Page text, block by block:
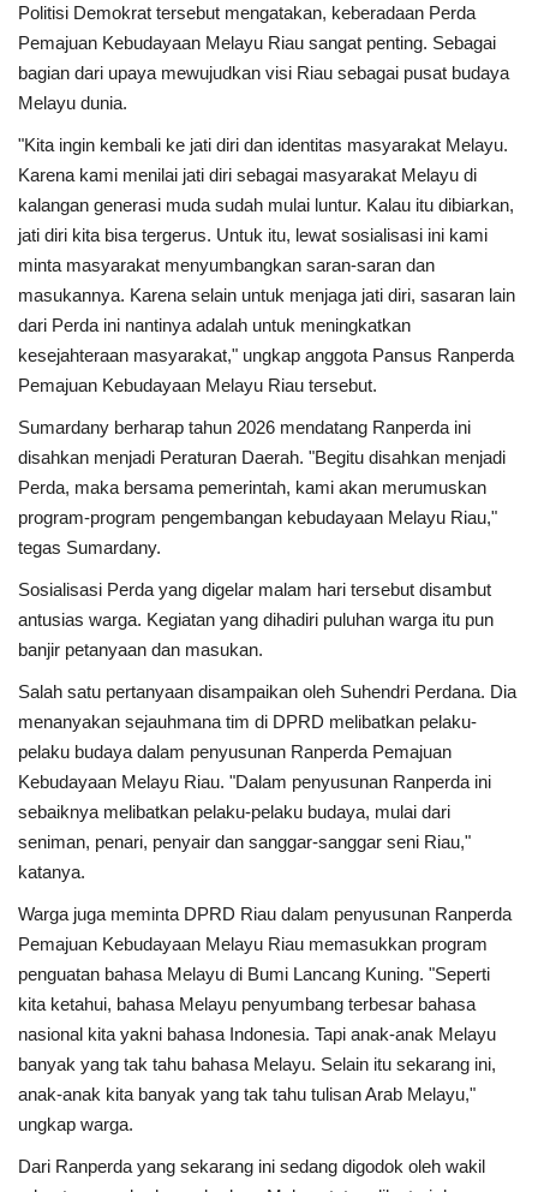
Politisi Demokrat tersebut mengatakan, keberadaan Perda
Pemajuan Kebudayaan Melayu Riau sangat penting. Sebagai
bagian dari upaya mewujudkan visi Riau sebagai pusat budaya
Melayu dunia.
"Kita ingin kembali ke jati diri dan identitas masyarakat Melayu.
Karena kami menilai jati diri sebagai masyarakat Melayu di
kalangan generasi muda sudah mulai luntur. Kalau itu dibiarkan,
jati diri kita bisa tergerus. Untuk itu, lewat sosialisasi ini kami
minta masyarakat menyumbangkan saran-saran dan
masukannya. Karena selain untuk menjaga jati diri, sasaran lain
dari Perda ini nantinya adalah untuk meningkatkan
kesejahteraan masyarakat," ungkap anggota Pansus Ranperda
Pemajuan Kebudayaan Melayu Riau tersebut.
Sumardany berharap tahun 2026 mendatang Ranperda ini
disahkan menjadi Peraturan Daerah. "Begitu disahkan menjadi
Perda, maka bersama pemerintah, kami akan merumuskan
program-program pengembangan kebudayaan Melayu Riau,"
tegas Sumardany.
Sosialisasi Perda yang digelar malam hari tersebut disambut
antusias warga. Kegiatan yang dihadiri puluhan warga itu pun
banjir petanyaan dan masukan.
Salah satu pertanyaan disampaikan oleh Suhendri Perdana. Dia
menanyakan sejauhmana tim di DPRD melibatkan pelaku-
pelaku budaya dalam penyusunan Ranperda Pemajuan
Kebudayaan Melayu Riau. "Dalam penyusunan Ranperda ini
sebaiknya melibatkan pelaku-pelaku budaya, mulai dari
seniman, penari, penyair dan sanggar-sanggar seni Riau,"
katanya.
Warga juga meminta DPRD Riau dalam penyusunan Ranperda
Pemajuan Kebudayaan Melayu Riau memasukkan program
penguatan bahasa Melayu di Bumi Lancang Kuning. "Seperti
kita ketahui, bahasa Melayu penyumbang terbesar bahasa
nasional kita yakni bahasa Indonesia. Tapi anak-anak Melayu
banyak yang tak tahu bahasa Melayu. Selain itu sekarang ini,
anak-anak kita banyak yang tak tahu tulisan Arab Melayu,"
ungkap warga.
Dari Ranperda yang sekarang ini sedang digodok oleh wakil